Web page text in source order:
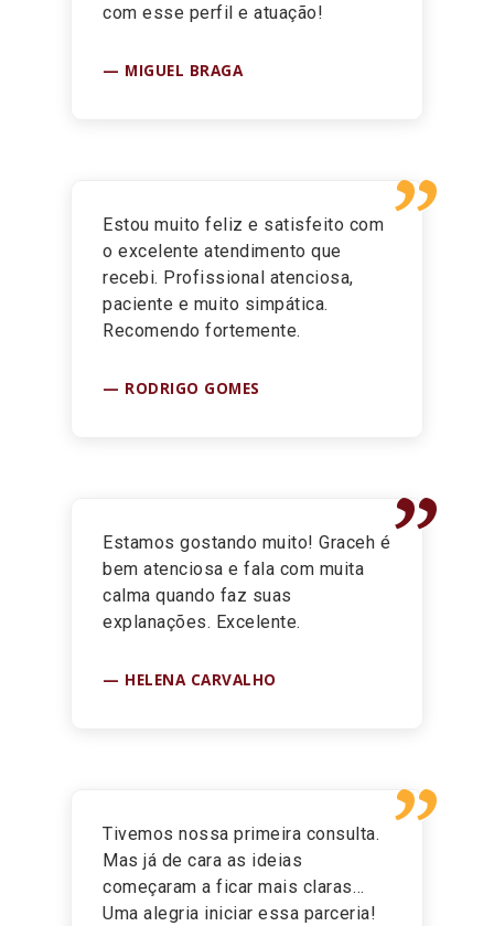
com esse perfil e atuação!
MIGUEL BRAGA
”
Estou muito feliz e satisfeito com
o excelente atendimento que
recebi. Profissional atenciosa,
paciente e muito simpática.
Recomendo fortemente.
RODRIGO GOMES
”
Estamos gostando muito! Graceh é
bem atenciosa e fala com muita
calma quando faz suas
explanações. Excelente.
HELENA CARVALHO
”
Tivemos nossa primeira consulta.
Mas já de cara as ideias
começaram a ficar mais claras…
Uma alegria iniciar essa parceria!